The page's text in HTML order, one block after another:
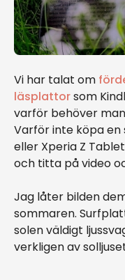
Vi har talat om
läsplattorsom
varför behöver
Varför inte köpa en
eller Xperia Z
och titta på video
Jag låter bilden
sommaren.
solen väldigt
verkligen av